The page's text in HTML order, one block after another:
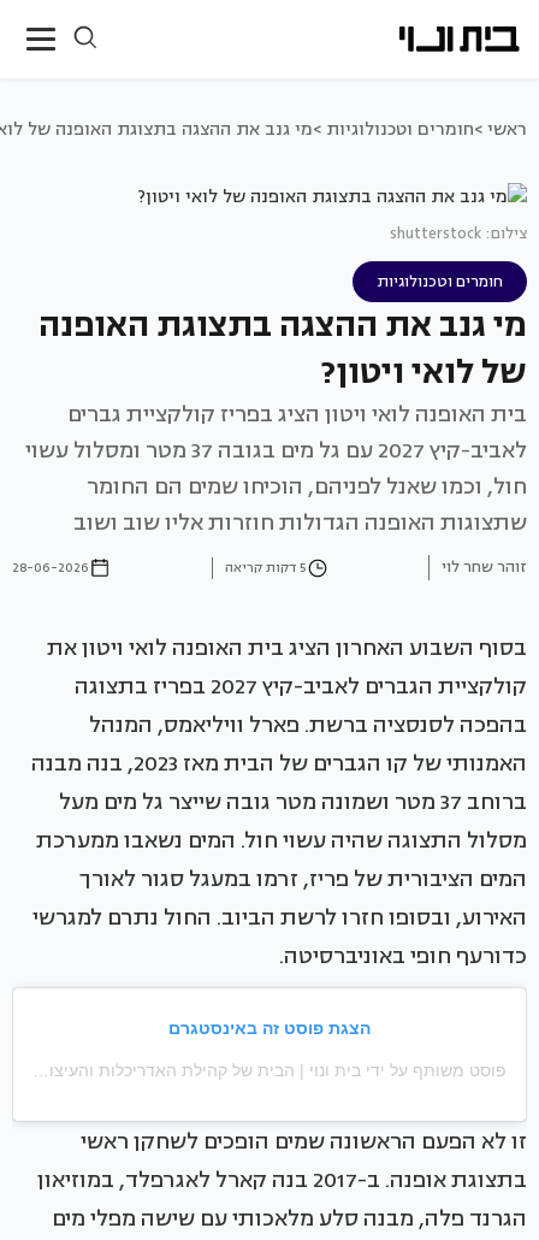
ראשי >חומרים וטכנולוגיות >מי גנב את ההצגה בתצוגת האופנה של
צילום: shutterstock
חומרים וטכנולוגיות
מי גנב את ההצגה בתצוגת האופנה
של לואי ויטון?
בית האופנה לואי ויטון הציג בפריז קולקציית גברים
לאביב-קיץ 2027 עם גל מים בגובה 37 מטר ומסלול עשוי
חול, וכמו שאנל לפניהם, הוכיחו שמים הם החומר
שתצוגות האופנה הגדולות חוזרות אליו שוב ושוב
זוהר שחר לוי 5 דקות קריאה 28-06-2026
בסוף השבוע האחרון הציג בית האופנה לואי ויטון את
קולקציית הגברים לאביב-קיץ 2027 בפריז בתצוגה
בהפכה לסנסציה ברשת. פארל וויליאמס, המנהל
האמנותי של קו הגברים של הבית מאז 2023, בנה מבנה
ברוחב 37 מטר ושמונה מטר גובה שייצר גל מים מעל
מסלול התצוגה שהיה עשוי חול. המים נשאבו ממערכת
המים הציבורית של פריז, זרמו במעגל סגור לאורך
האירוע, ובסופו חזרו לרשת הביוב. החול נתרם למגרשי
כדורעף חופי באוניברסיטה.
הצגת פוסט זה באינסטגרם
פוסט משותף על ידי ‏‎בית ונוי | הבית של קהילת האדריכלות והעיצוב‎‏ (@‏‎baitvenoy_official‎‏)
זו לא הפעם הראשונה שמים הופכים לשחקן ראשי
בתצוגת אופנה. ב-2017 בנה קארל לאגרפלד, במוזיאון
הגרנד פלה, מבנה סלע מלאכותי עם שישה מפלי מים